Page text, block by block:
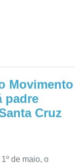
Movimento
padre
Cruz
de maio, o